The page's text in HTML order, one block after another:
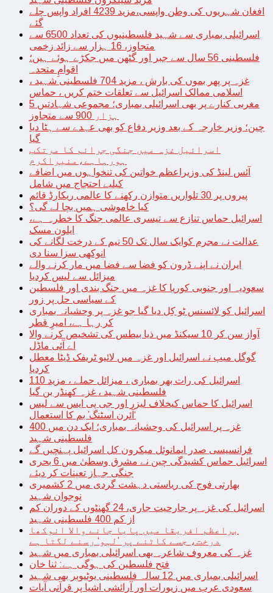
افغان شہریوں کی وطن واپسی،مزید 4239 افراد واپس چلے
گئے
اسرائیلی بمباری سے شہید فلسطینیوں کی تعداد 6500 سے
متجاوز، 16 ہزار سے زائد زخمی
فلسطینی 56 سال سے جبر اور گٹھن میں جکڑے ہوئے ہیں؛
اقوامِ متحدہ
غزہ پر پھر بموں کی بارش ، مزید 704 فلسطینی شہید ،
اسلامی ممالک اسرائیل سے تعلقات ختم کریں ، حماس
مغربی کنارے پر بھی اسرائیلی بمباری؛ مجموعی شہادتیں 5
ہزار 900 سے متجاوز
چین؛ وزیر خارجہ کے بعد وزیر دفاع کو بھی عہدے سے ہٹا دیا
گیا
اسرائیل غزہ میں جنگی جرائم کا مرتکب
ہورہاہے،منیراکرم
آئس لینڈ کی وزیراعظم خواتین کی تنخواہوں میں اضافے
کیلیے احتجاج میں شامل
پیروں پر 30 تلواریں متوازن رکھنے کا عالمی ریکارڈ قائم
کیا خاموشی ہمیں بچا لے گی؟
اسرائیل حماس تنازع سے تیسری عالمی جنگ کا خطرہ ہے،
ایلون مسک
عدالت نے مجرم کوایک سال تک 50 نیم کے درخت لگانے کی
انوکھی سزا سنا دی
ایران نے اپنے ڈرون کو فضا سے فضا میں مار کرنے والے
میزائل سے لیس کردیا
سعودیہ اور جنوبی کوریا کا غزہ میں جنگ بندی اور فلسطین
کے سیاسی حل پر زور
اسرائیل کو لائسنس ٹو کِل دیا گیا جو غزہ پر وحشیانہ بمباری
کر رہا ہے، امیرِ قطر
آواز سن کر 10 سیکنڈ میں ذیا بیطس کی تشخیص کرنے والا
اے آئی ماڈل
گوگل میپ نے اسرائیل اور غزہ میں لائیو ٹریفک ڈیٹا معطل
کردیا
اسرائیل کی رات بھر بمباری ، میزائل حملے ، مزید 110
فلسطینی شہید ، غزہ کھنڈر بن گیا
اسرائیل کا حماس کیخلاف لیزر اور جی پی ایس سے لیس
‘آئرن اسٹنگ’ بم کا استعمال
غزہ پر اسرائیل کی وحشیانہ بمباری؛ ایک دن میں 400
فلسطینی شہید
فرانسیسی صدر ایمانوئل میکرون کل اسرائیل پہنچیں گے
اسرائیل حماس کشیدگی چین نے مشرق وسطیٰ میں 6 بحری
جنگی جہاز تعینات کر دیئے
بھارتی فوج کی ریاستی دہشت گردی میں 2 کشمیری
نوجوان شہید
اسرائیل کی غزہ پر جارحیت جاری، 24 گھنٹوں کے دوران کم
از کم 400 فلسطینی شہید
براعظم افریقا میں پایا جانے والا انوکھا
درخت، جسے کاٹنے پر ’لہو‘ رسنے لگتا ہے
غزہ کی معروف شاعرہ بھی اسرائیلی بمباری میں شہید
فتح فلسطین کی ہوگی ہے: ثنا خان
اسرائیلی بمباری میں 12 سالہ فلسطینی یوٹیوبر بھی شہید
سعودی عرب میں زیورات اور آرائشی اشیا پر قرآنی آیات